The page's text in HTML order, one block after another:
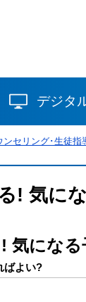
デジタ
ンセリング･生徒指
! 気に
気にな
ばよい?